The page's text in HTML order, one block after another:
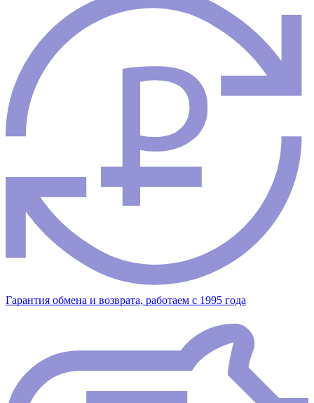
Гарантия обмена и возврата, работаем с 1995 года